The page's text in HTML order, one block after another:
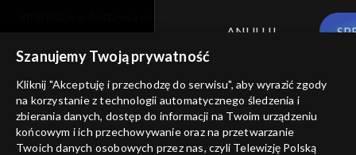
ANULUJ
Szanujemy Twoją prywatność
Kliknij "Akceptuję i przechodzę do serwisu", aby wyrazić zgody
na korzystanie z technologii automatycznego śledzenia i
zbierania danych, dostęp do informacji na Twoim urządzeniu
końcowym i ich przechowywanie oraz na przetwarzanie
Twoich danych osobowych przez nas, czyli Telewizję Polską